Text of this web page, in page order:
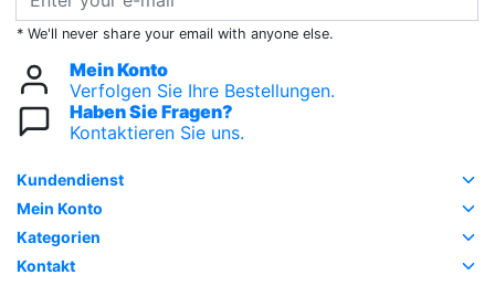
* We'll never share your email with anyone else.
Mein Konto
Verfolgen Sie Ihre Bestellungen.
Haben Sie Fragen?
Kontaktieren Sie uns.
Kundendienst
Mein Konto
Kategorien
Kontakt